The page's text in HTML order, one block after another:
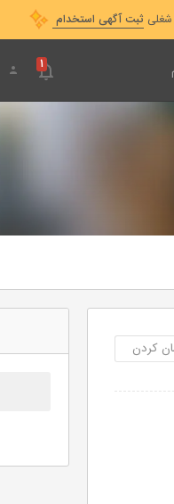
ثبت آگهی استخدام
۱
کردن